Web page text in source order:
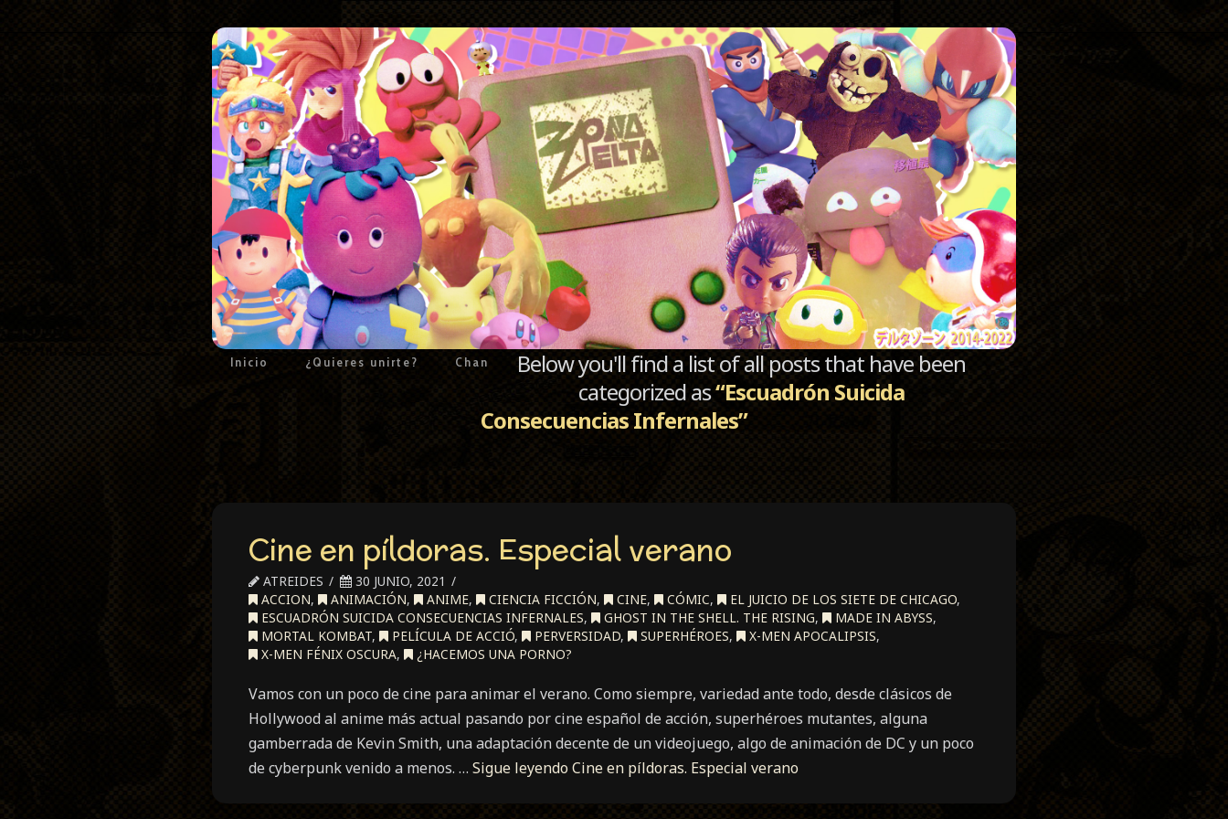
Inicio ¿Quieres unirte? Chan
Below you'll find a list of all posts that have been
categorized as“Escuadrón Suicida
Consecuencias Infernales”
Cine en píldoras. Especial verano
ATREIDES
30 JUNIO, 2021
ACCION, ANIMACIÓN, ANIME, CIENCIA FICCIÓN, CINE, CÓMIC, EL JUICIO DE LOS SIETE DE CHICAGO,
ESCUADRÓN SUICIDA CONSECUENCIAS INFERNALES, GHOST IN THE SHELL. THE RISING, MADE IN ABYSS,
MORTAL KOMBAT, PELÍCULA DE ACCIÓ, PERVERSIDAD, SUPERHÉROES, X-MEN APOCALIPSIS,
X-MEN FÉNIX OSCURA, ¿HACEMOS UNA PORNO?
Vamos con un poco de cine para animar el verano. Como siempre, variedad ante todo, desde clásicos de
Hollywood al anime más actual pasando por cine español de acción, superhéroes mutantes, alguna
gamberrada de Kevin Smith, una adaptación decente de un videojuego, algo de animación de DC y un poco
de cyberpunk venido a menos. … Sigue leyendoCine en píldoras. Especial verano